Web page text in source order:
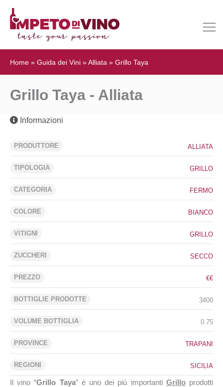
Home » Guida dei Vini »Alliata » Grillo Taya
Grillo Taya - Alliata
Informazioni
PRODUTTORE ALLIATA
TIPOLOGIA GRILLO
CATEGORIA FERMO
COLORE BIANCO
VITIGNI GRILLO
ZUCCHERI SECCO
PREZZO €€
BOTTIGLIE PRODOTTE 3400
VOLUME BOTTIGLIA 0.75
PROVINCE TRAPANI
REGIONI SICILIA
Il vino “Grillo Taya” è uno dei più importanti Grilloprodotti